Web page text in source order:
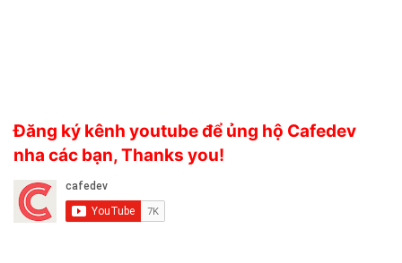
Đăng ký kênh youtube để ủng hộ Cafedev
nha các bạn, Thanks you!